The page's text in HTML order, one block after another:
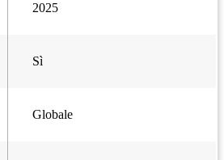
2025
Sì
Globale